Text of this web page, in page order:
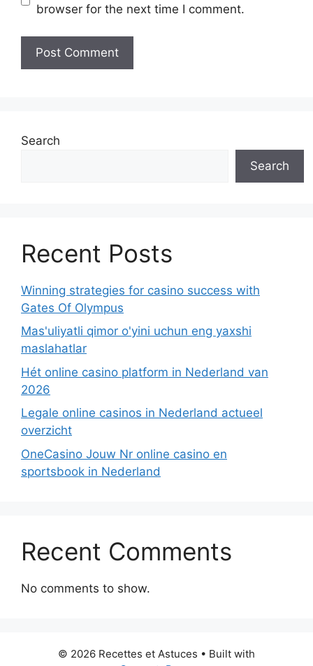
browser for the next time I comment.
Search
Search
Recent Posts
Winning strategies for casino success with
Gates Of Olympus
Mas'uliyatli qimor o'yini uchun eng yaxshi
maslahatlar
Hét online casino platform in Nederland van
2026
Legale online casinos in Nederland actueel
overzicht
OneCasino Jouw Nr online casino en
sportsbook in Nederland
Recent Comments
No comments to show.
© 2026 Recettes et Astuces • Built with